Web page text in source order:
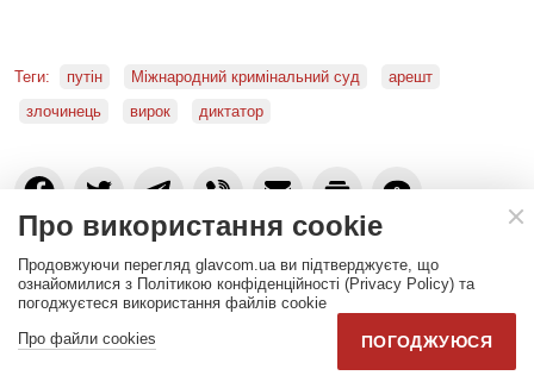
Теги: путін Міжнародний кримінальний суд
арешт
злочинець
вирок диктатор
0
Читайте нас
Про використання cookie
Продовжуючи перегляд glavcom.ua ви підтверджуєте, що
ознайомилися з Політикою конфіденційності (Privacy Policy) та
погоджуєтеся використання файлів cookie
Про файли cookies
ПОГОДЖУЮСЯ